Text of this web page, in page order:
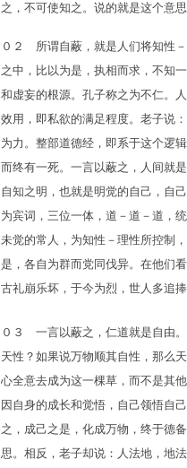
之，不可使知之。说的就是这个意
０２ 所谓自蔽，就是人们将知性
之中，比以为是，执相而求，不知
和虚妄的根源。孔子称之为不仁。
效用，即私欲的满足程度。老子说
为力。整部道德经，即系于这个逻
而终有一死。一言以蔽之，人间就
自知之明，也就是明觉的自己，自
为宾词，三位一体，道－道－道，
未觉的常人，为知性－理性所控制
是，各自为群而党同伐异。在他们
古礼崩乐坏，于今为烈，世人多追
０３ 一言以蔽之，仁道就是自由
天性？如果说万物顺其自性，那么
心全意去成为这一棵草，而不是其
因自身的成长和觉悟，自己领悟自
之，成己之是，化成万物，终于德
思。相反，老子却说：人法地，地